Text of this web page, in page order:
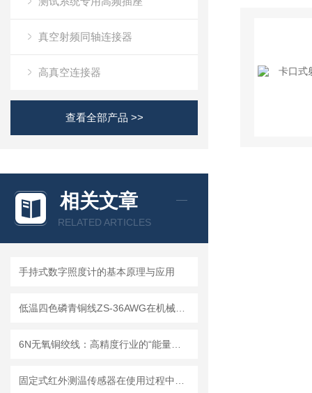
真空射频同轴连接器
高真空连接器
查看全部产品 >>
相关文章
RELATED ARTICLES
手持式数字照度计的基本原理与应用